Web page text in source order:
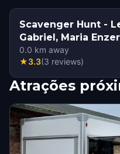
Scavenger Hunt -
Gabriel, Maria
0.0 km away
★3.3(3 reviews)
Atrações